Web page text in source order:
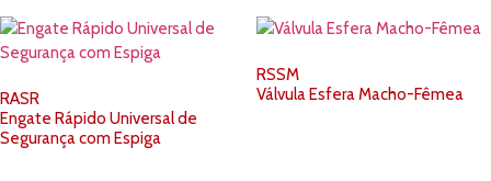
RASR
Engate Rápido Universal de
Segurança com Espiga
RSSM
Válvula Esfera Macho-Fêmea